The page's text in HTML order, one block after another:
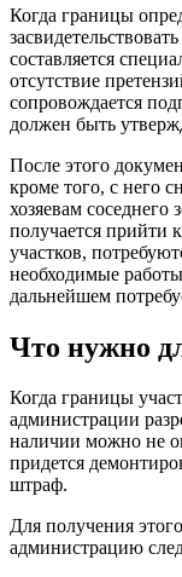
Когда границы
составляется
отсутствие
сопровождается
должен быть
После этого
кроме того, с него
хозяевам соседнего
получается прийти
участков,
необходимые
дальнейшем
Что нужно
Когда границы
администрации
наличии можно не
придется
штраф.
Для получения
администрацию